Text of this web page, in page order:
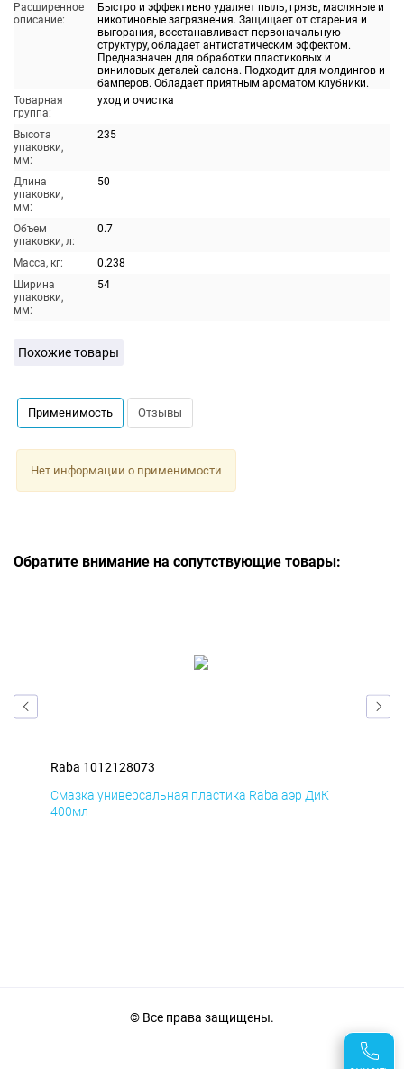
Расширенное
описание:
Быстро и эффективно удаляет пыль, грязь, масляные и
никотиновые загрязнения. Защищает от старения и
выгорания, восстанавливает первоначальную
структуру, обладает антистатическим эффектом.
Предназначен для обработки пластиковых и
виниловых деталей салона. Подходит для молдингов и
бамперов. Обладает приятным ароматом клубники.
Товарная
группа:
уход и очистка
Высота
упаковки,
мм:
235
Длина
упаковки,
мм:
50
Объем
упаковки, л:
0.7
Масса, кг:
0.238
Ширина
упаковки,
мм:
54
Похожие товары
Применимость Отзывы
Нет информации о применимости
Обратите внимание на сопутствующие товары:
Raba 1012128073
Смазка универсальная пластика Raba аэр ДиК
400мл
© Все права защищены.